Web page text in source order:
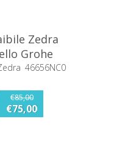
Zedra
Grohe
46656NC0
€85,00
€75,00